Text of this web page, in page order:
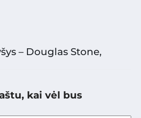
– Douglas Stone,
kai vėl bus